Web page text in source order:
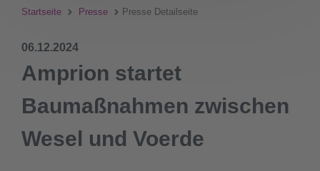
Startseite Presse Presse Detailseite
06.12.2024
Amprion startet
Baumaßnahmen zwischen
Wesel und Voerde